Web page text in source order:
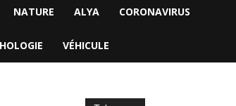
NATURE ALYA CORONAVIRUS
VÉHICULE